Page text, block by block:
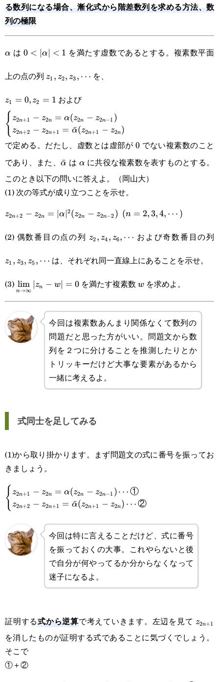
る数列になる場合、漸化式から階差数列を求める方法、数
列の極限
\alpha
α は 0<|\alpha|
<1
0 < α < 1 を満たす虚数であるとする。複素数平面
上の点の列 z1 , z2, z3 , ⋯ を、
z1 = 0, z2 = 1 および
\begin{cases}z_{2n+1}-
z_{2n}=\alpha(z_{2n}-
z_{2n-1})\\z_{2n+2}-
z_{2n+1}=\bar
\alpha(z_{2n+1}-
{ z2n+1 − z2n = α(z2n − z2n−1 )
z2n+2 − z2n+1 = α
ˉ(z2n+1 − z2n)
で定める。だたし、虚数とは虚部が0
0 でない複素数のこと
であり、また、 \bar\alpha
α
ˉ は \alpha
α に共役な複素数を表すものとする。
このとき以下の問いに答えよ。（岡山大）
(1) 次の等式が成り立つことを示せ。
z_{2n-
2})\enspace(n=2,3,4,\cdots)
z2n+2 − z2n = ∣α ∣2(z2n − z2n−2 ) (n = 2,3,4, ⋯ )
(2) 偶数番目の点の列z2 , z4 , z6, ⋯ および奇数番目の列
z1 , z3, z5 , ⋯ は、それぞれ同一直線上にあることを示せ。
(3) \displaystyle
\lim_{n\rightarrow\infty}|z_n-
w|=0
n→∞
lim zn − w∣ = 0を満たす複素数 w を求めよ。
今回は複素数あんまり関係なくて数列の
問題だと思った方がいい。問題文から数
列を２つに分けることを推測したりとか
トリッキーだけど大事な要素があるから
一緒に考えるよ。
式同士を足してみる
(1)から取り掛かります。まず問題文の式に番号を振ってお
きましょう。
\begin{cases}z_{2n+1}-
z_{2n}=\alpha(z_{2n}-z_{2n-
1})\cdots\text{①}\\z_{2n+2}-
z_{2n+1}=\bar \alpha(z_{2n+1}-
z_{2n})\cdots\text{②}\end{cases}
{ z2n+1 − z2n = α(z2n − z2n−1 )⋯ ①
z2n+2 − z2n+1 = α
ˉ(z2n+1 − z2n) ⋯ ②
今回は特に言えることだけど、式に番号
を振っておくの大事。これやらないと後
で自分が何やってるか分からなくなって
迷子になるよ。
証明する式から逆算で考えていきます。左辺を見てz2n+1
を消したものが証明する式であることに気づくでしょう。
そこで
①＋②